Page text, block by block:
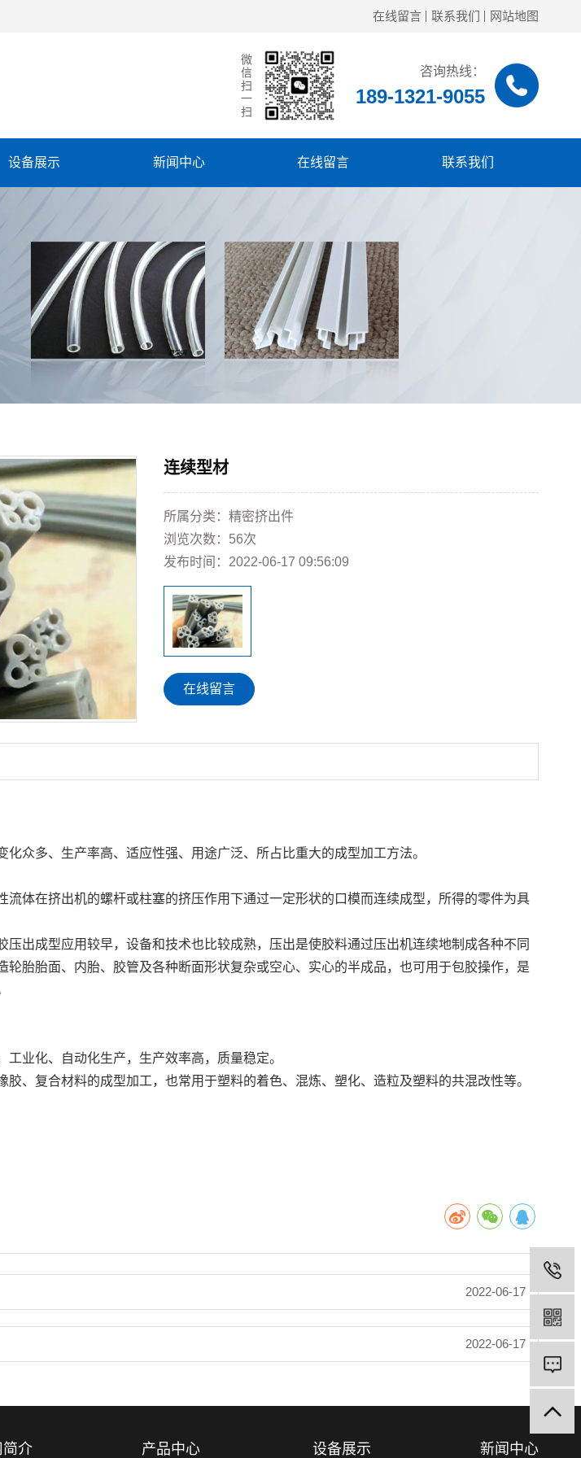
在线留言 联系我们 网站地图
微
信
扫
一
扫
咨询热线：
189-1321-9055
设备展示 新闻中心 在线留言 联系我们
连续型材
所属分类： 精密挤出件
浏览次数： 56次
发布时间： 2022-06-17 09:56:09
在线留言
化众多、生产率高、适应性强、用途广泛、所占比重大的成型加工方法。
流体在挤出机的螺杆或柱塞的挤压作用下通过一定形状的口模而连续成型，所得的零件为具
压出成型应用较早，设备和技术也比较成熟，压出是使胶料通过压出机连续地制成各种不同
轮胎胎面、内胎、胶管及各种断面形状复杂或空心、实心的半成品，也可用于包胶操作，是
业化、自动化生产，生产效率高，质量稳定。
胶、复合材料的成型加工，也常用于塑料的着色、混炼、塑化、造粒及塑料的共混改性等。
2022-06-17
2022-06-17
简介 产品中心 设备展示 新闻中心